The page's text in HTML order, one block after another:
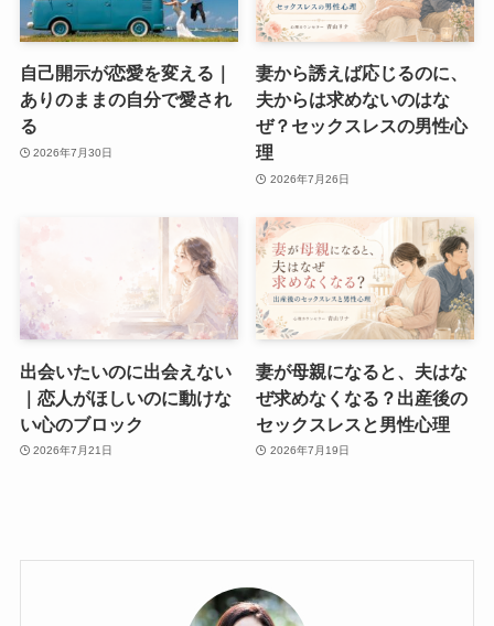
自己開示が恋愛を変える｜
ありのままの自分で愛され
る
2026年7月30日
妻から誘えば応じるのに、
夫からは求めないのはな
ぜ？セックスレスの男性心
理
2026年7月26日
出会いたいのに出会えない
｜恋人がほしいのに動けな
い心のブロック
2026年7月21日
妻が母親になると、夫はな
ぜ求めなくなる？出産後の
セックスレスと男性心理
2026年7月19日